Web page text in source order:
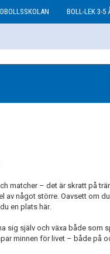
BOLL-LEK 3-5
matcher – det är skratt på
av något större. Oavsett om
en plats här.
sig själv och växa både som
minnen för livet – både på